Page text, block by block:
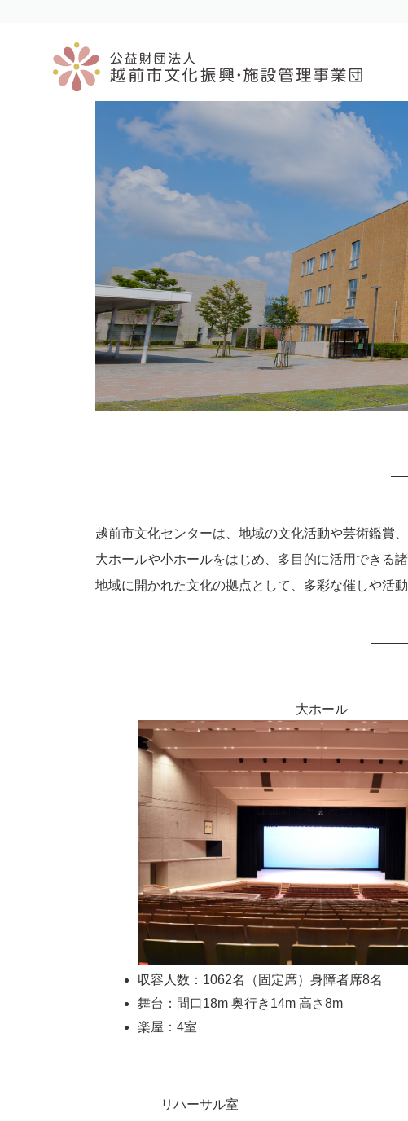
越前市文化センターは、地域の文化活動や芸術鑑賞
大ホールや小ホールをはじめ、多目的に活用できる
地域に開かれた文化の拠点として、多彩な催しや活
大ホール
収容人数：1062名（固定席）身障者席8名
舞台：間口18m 奥行き14m 高さ8m
楽屋：4室
リハーサル室